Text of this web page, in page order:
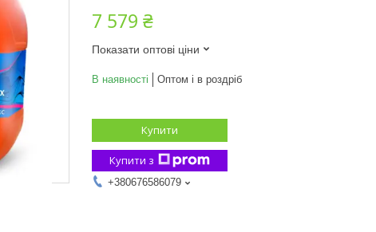
7 579 ₴
Показати оптові ціни
В наявності Оптом і в роздріб
Купити
Купити з
+380676586079